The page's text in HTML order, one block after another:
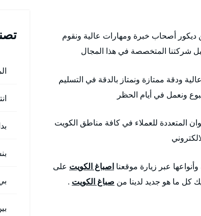
أصحاب خبرة ومهارات عالية ونقوم
شركتنا المتخصصة في هذا المجال
ودقة ممتازة ونمتاز بالدقة في التسليم
المتعددة للعملاء في كافة مناطق الكويت
عبر زيارة موقعنا اصباغ الكويت على
كل ما هو جديد لدينا من صباغ الكويت .